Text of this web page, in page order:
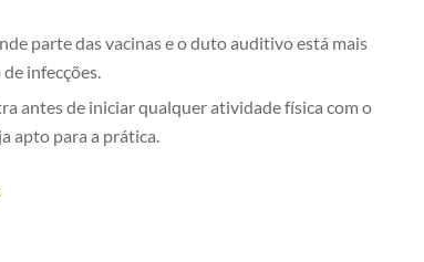
parte das vacinas e o duto auditivo está mais
infecções.
antes de iniciar qualquer atividade física com o
apto para a prática.